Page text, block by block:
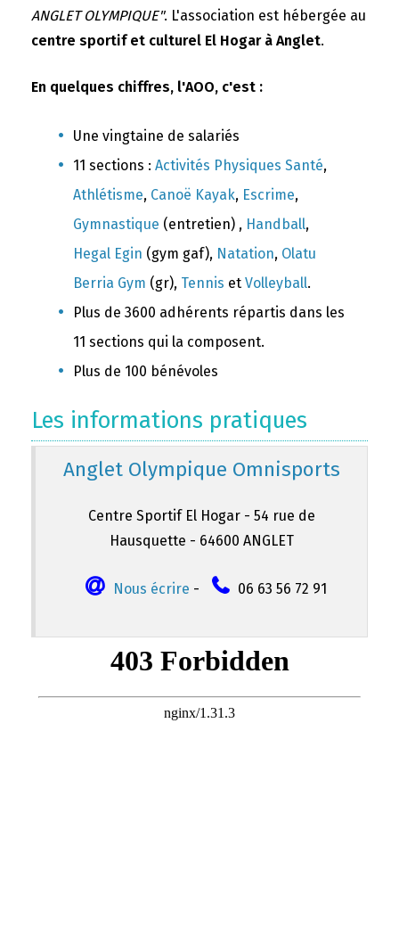
ANGLET OLYMPIQUE". L'association est hébergée au
centre sportif et culturel El Hogar à Anglet.
En quelques chiffres, l'AOO, c'est :
Une vingtaine de salariés
11 sections : Activités Physiques Santé,
Athlétisme, Canoë Kayak, Escrime,
Gymnastique (entretien) , Handball,
Hegal Egin (gym gaf), Natation, Olatu
Berria Gym (gr), Tennis et Volleyball.
Plus de 3600 adhérents répartis dans les
11 sections qui la composent.
Plus de 100 bénévoles
Les informations pratiques
Anglet Olympique Omnisports
Centre Sportif El Hogar - 54 rue de
Hausquette - 64600 ANGLET
Nous écrire - 06 63 56 72 91